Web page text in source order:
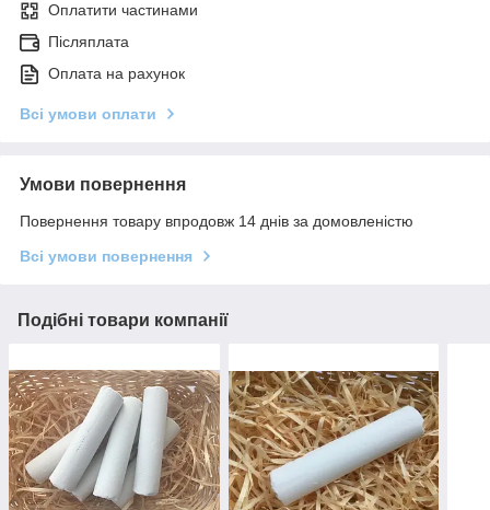
Оплатити частинами
Післяплата
Оплата на рахунок
Всі умови оплати
Умови повернення
Повернення товару впродовж 14 днів за домовленістю
Всі умови повернення
Подібні товари компанії